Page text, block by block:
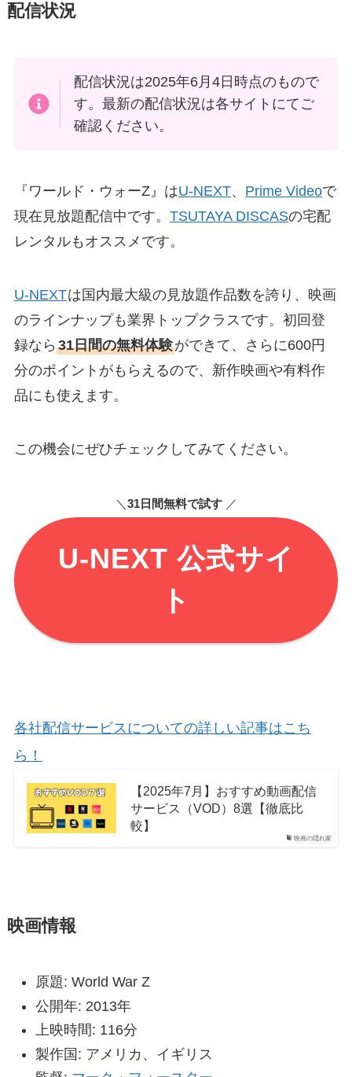
配信状況
配信状況は2025年6月4日時点のもので
す。最新の配信状況は各サイトにてご
確認ください。
『ワールド・ウォーZ』はU-NEXT、 Prime Videoで
現在見放題配信中です。 TSUTAYA DISCASの宅配
レンタルもオススメです。
U-NEXTは国内最大級の見放題作品数を誇り、映画
のラインナップも業界トップクラスです。初回登
録なら 31日間の無料体験ができて、さらに600円
分のポイントがもらえるので、新作映画や有料作
品にも使えます。
この機会にぜひチェックしてみてください。
＼ 31日間無料で試す ／
U-NEXT 公式サイ
ト
各社配信サービスについての詳しい記事はこち
ら！
映画の隠れ家
【2025年7月】おすすめ動画配信
サービス（VOD）8選【徹底比
較】
映画情報
原題: World War Z
公開年: 2013年
上映時間: 116分
製作国: アメリカ、イギリス